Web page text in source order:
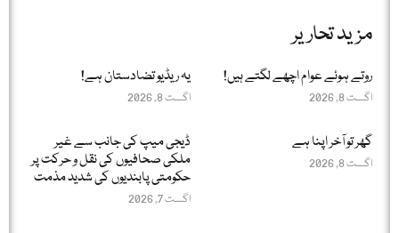
مزید تحاریر
روتے ہوئے عوام اچھے لگتے ہیں!
اگست 8, 2026
یہ ریڈیو تضادستان ہے!
اگست 8, 2026
گھر تو آخر اپنا ہے
اگست 8, 2026
ڈیجی میپ کی جانب سے غیر
ملکی صحافیوں کی نقل و حرکت پر
حکومتی پابندیوں کی شدید مذمت
اگست 7, 2026